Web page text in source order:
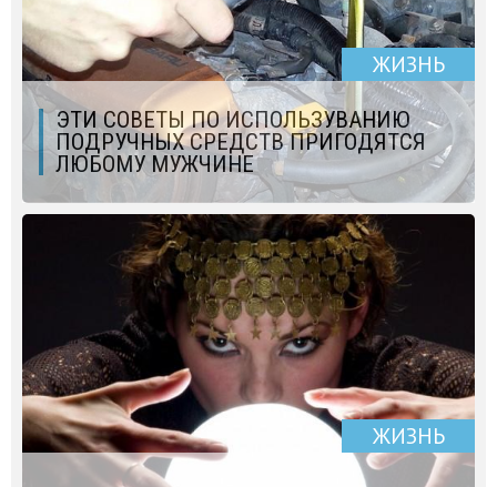
ЖИЗНЬ
ЭТИ СОВЕТЫ ПО ИСПОЛЬЗУВАНИЮ
ПОДРУЧНЫХ СРЕДСТВ ПРИГОДЯТСЯ
ЛЮБОМУ МУЖЧИНЕ
ЖИЗНЬ